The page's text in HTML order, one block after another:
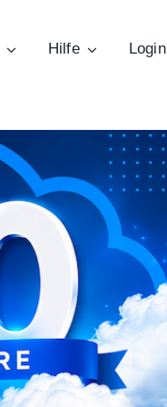
Hilfe Login